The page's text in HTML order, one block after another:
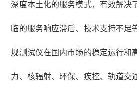
深度本土化的服务模式，有效解决
临的服务响应滞后、技术支持不足
规测试仪在国内市场的稳定运行和
力、核辐射、环保、疾控、轨道交